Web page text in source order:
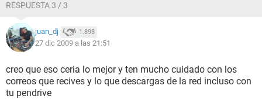
RESPUESTA 3 / 3
juan_dj 1.898
27 dic 2009 a las 21:51
creo que eso ceria lo mejor y ten mucho cuidado con los
correos que recives y lo que descargas de la red incluso con
tu pendrive